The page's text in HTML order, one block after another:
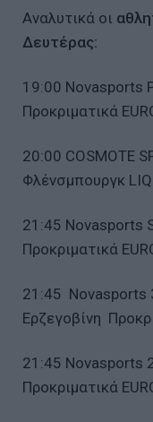
Αναλυτικά οι
Δευτέρας:
19:00 Novasports
Προκριματικά
20:00 COSMOTE
Φλένσμπουργκ
21:45 Novasports
Προκριματικά
21:45 Novasports
Ερζεγοβίνη
21:45 Novasports
Προκριματικά